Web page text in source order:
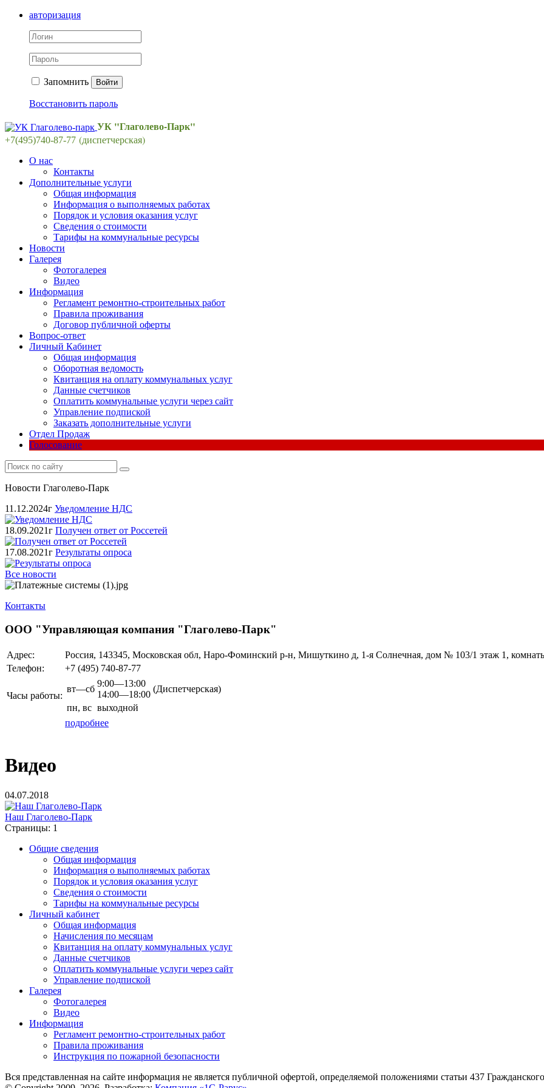
авторизация
Запомнить Войти
Восстановить пароль
УК "Глаголево-Парк"
+7(495)740-87-77 (диспетчерская)
О нас
Контакты
Дополнительные услуги
Общая информация
Информация о выполняемых работах
Порядок и условия оказания услуг
Сведения о стоимости
Тарифы на коммунальные ресурсы
Новости
Галерея
Фотогалерея
Видео
Информация
Регламент ремонтно-строительных работ
Правила проживания
Договор публичной оферты
Вопрос-ответ
Личный Кабинет
Общая информация
Оборотная ведомость
Квитанция на оплату коммунальных услуг
Данные счетчиков
Оплатить коммунальные услуги через сайт
Управление подпиской
Заказать дополнительные услуги
Отдел Продаж
Голосование
Новости Глаголево-Парк
11.12.2024г Уведомление НДС
18.09.2021г Получен ответ от Россетей
17.08.2021г Результаты опроса
Все новости
Контакты
ООО "Управляющая компания "Глаголево-Парк"
Адрес:
Россия, 143345, Московская обл, Наро-Фоминский р-н, Мишуткино д, 1-я Солнечная, дом № 103/1 этаж 1,
Телефон:
+7 (495) 740-87-77
Часы работы:
вт—сб
9:00—13:00
14:00—18:00
(Диспетчерская)
пн, вс выходной
подробнее
Видео
04.07.2018
Наш Глаголево-Парк
Страницы: 1
Общие сведения
Общая информация
Информация о выполняемых работах
Порядок и условия оказания услуг
Сведения о стоимости
Тарифы на коммунальные ресурсы
Личный кабинет
Общая информация
Начисления по месяцам
Квитанция на оплату коммунальных услуг
Данные счетчиков
Оплатить коммунальные услуги через сайт
Управление подпиской
Галерея
Фотогалерея
Видео
Информация
Регламент ремонтно-строительных работ
Правила проживания
Инструкция по пожарной безопасности
Вся представленная на сайте информация не является публичной офертой, определяемой положениями статьи 437